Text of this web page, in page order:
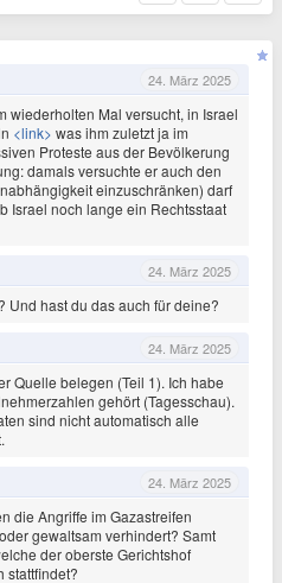
24. März 2025
wiederholten Mal versucht, in Israel
<link> was ihm zuletzt ja im
Proteste aus der Bevölkerung
damals versuchte er auch den
einzuschränken) darf
Israel noch lange ein Rechtsstaat
24. März 2025
? Und hast du das auch für deine?
24. März 2025
Quelle belegen (Teil 1). Ich habe
gehört (Tagesschau).
sind nicht automatisch alle
24. März 2025
die Angriffe im Gazastreifen
gewaltsam verhindert? Samt
der oberste Gerichtshof
stattfindet?